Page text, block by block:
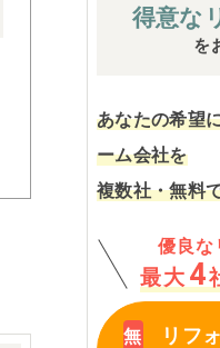
得意な
を
あなたの希望
ーム会社を
複数社・無料
優良な
最大 4
リフ